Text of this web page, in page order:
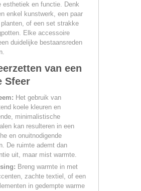
esthetiek en functie. Denk
enkel kunstwerk, een paar
planten, of een set strakke
Elke accessoire
duidelijke bestaansreden
van een
Sfeer
Het gebruik van
koele kleuren en
minimalistische
kan resulteren in een
en onuitnodigende
De ruimte ademt dan
uit, maar mist warmte.
Breng warmte in met
zachte textiel, of een
in gedempte warme